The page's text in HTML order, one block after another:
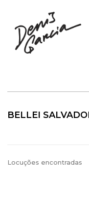
BELLEI
Locuções encontradas